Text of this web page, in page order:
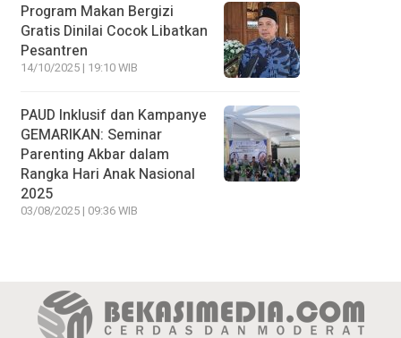
Program Makan Bergizi
Gratis Dinilai Cocok Libatkan
Pesantren
14/10/2025 | 19:10 WIB
PAUD Inklusif dan Kampanye
GEMARIKAN: Seminar
Parenting Akbar dalam
Rangka Hari Anak Nasional
2025
03/08/2025 | 09:36 WIB